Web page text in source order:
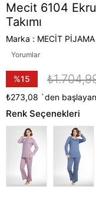
Mecit 6104
Takımı
Marka : MECİT PİJAMA
Yorumlar
%15
İndirim
₺273,08 `den
Renk Seçenekleri